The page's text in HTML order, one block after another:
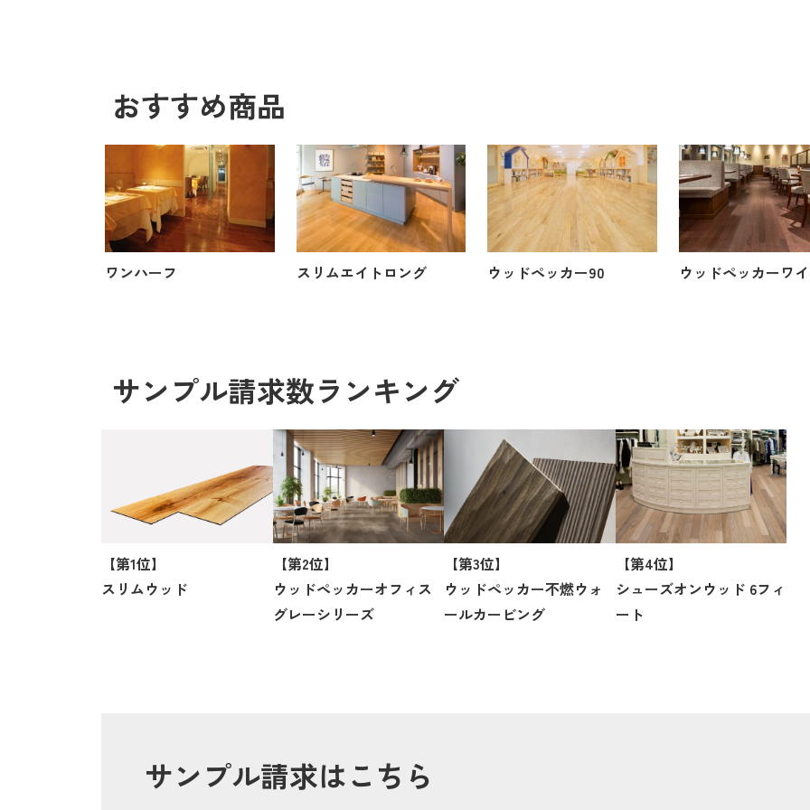
おすすめ商品
ワンハーフ スリムエイトロング ウッドペッカー90 ウッドペッカーワ
サンプル請求数ランキング
【第1位】
スリムウッド
【第2位】
ウッドペッカーオフィス
グレーシリーズ
【第3位】
ウッドペッカー不燃ウォ
ールカービング
【第4位】
シューズオンウッド 6フィ
ート
サンプル請求はこちら